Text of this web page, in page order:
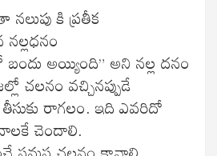
కి ప్రతీక
అయ్యింది” అని నల్ల దనం
చలనం వచ్చినప్పుడే
రాగలం. ఇది ఎవరిదో
చెందాలి.